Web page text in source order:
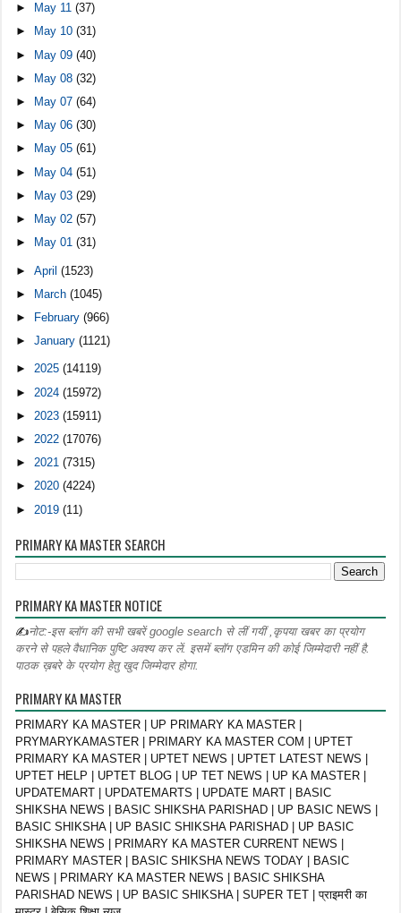
►
May 11(37)
►
May 10(31)
► May 09(40)
►
May 08(32)
►
May 07(64)
►
May 06(30)
►
May 05(61)
► May 04(51)
►
May 03(29)
►
May 02(57)
►
May 01(31)
►April(1523)
► March(1045)
►
February(966)
►January(1121)
►2025(14119)
► 2024(15972)
► 2023(15911)
►2022(17076)
►2021(7315)
►2020(4224)
► 2019(11)
PRIMARY KA MASTER SEARCH
PRIMARY KA MASTER NOTICE
✍नोट:-इस ब्लॉग की सभी खबरें google search से लीं गयीं ,कृपया खबर का प्रयोग
करने से पहले वैधानिक पुष्टि अवश्य कर लें. इसमें ब्लॉग एडमिन की कोई जिम्मेदारी नहीं है.
पाठक ख़बरे के प्रयोग हेतु खुद जिम्मेदार होगा.
PRIMARY KA MASTER
PRIMARY KA MASTER | UP PRIMARY KA MASTER |
PRYMARYKAMASTER | PRIMARY KA MASTER COM | UPTET
PRIMARY KA MASTER | UPTET NEWS | UPTET LATEST NEWS |
UPTET HELP | UPTET BLOG | UP TET NEWS | UP KA MASTER |
UPDATEMART | UPDATEMARTS | UPDATE MART | BASIC
SHIKSHA NEWS | BASIC SHIKSHA PARISHAD | UP BASIC NEWS |
BASIC SHIKSHA | UP BASIC SHIKSHA PARISHAD | UP BASIC
SHIKSHA NEWS | PRIMARY KA MASTER CURRENT NEWS |
PRIMARY MASTER | BASIC SHIKSHA NEWS TODAY | BASIC
NEWS | PRIMARY KA MASTER NEWS | BASIC SHIKSHA
PARISHAD NEWS | UP BASIC SHIKSHA | SUPER TET | प्राइमरी का